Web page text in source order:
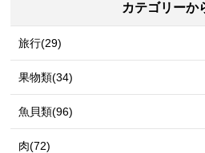
カテゴリーか
旅行(29)
果物類(34)
魚貝類(96)
肉(72)